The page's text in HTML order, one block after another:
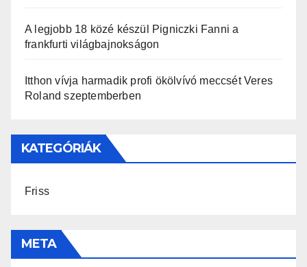
A legjobb 18 közé készül Pigniczki Fanni a
frankfurti világbajnokságon
Itthon vívja harmadik profi ökölvívó meccsét Veres
Roland szeptemberben
KATEGÓRIÁK
Friss
META